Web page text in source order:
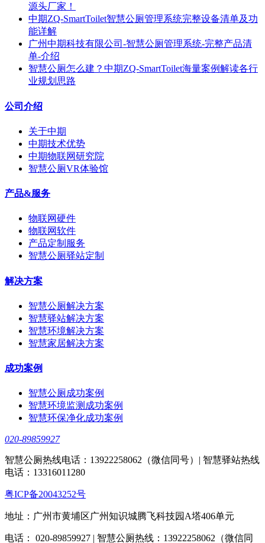
源头厂家！
中期ZQ-SmartToilet智慧公厕管理系统完整设备清单及功
能详解
广州中期科技有限公司-智慧公厕管理系统-完整产品清
单-介绍
智慧公厕怎么建？中期ZQ-SmartToilet海量案例解读各行
业规划思路
公司介绍
关于中期
中期技术优势
中期物联网研究院
智慧公厕VR体验馆
产品&服务
物联网硬件
物联网软件
产品定制服务
智慧公厕驿站定制
解决方案
智慧公厕解决方案
智慧驿站解决方案
智慧环境解决方案
智慧家居解决方案
成功案例
智慧公厕成功案例
智慧环境监测成功案例
智慧环保净化成功案例
020-89859927
智慧公厕热线电话：13922258062（微信同号）| 智慧驿站热线
电话：13316011280
粤ICP备20043252号
地址：广州市黄埔区广州知识城腾飞科技园A塔406单元
电话： 020-89859927 | 智慧公厕热线：13922258062（微信同